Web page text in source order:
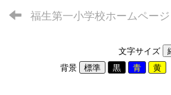
福生第一小学校ホームページ
文字サイズ
背景